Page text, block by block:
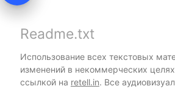
Readme.txt
Использование всех текстовых
изменений в некоммерческих
ссылкой на retell.in. Все